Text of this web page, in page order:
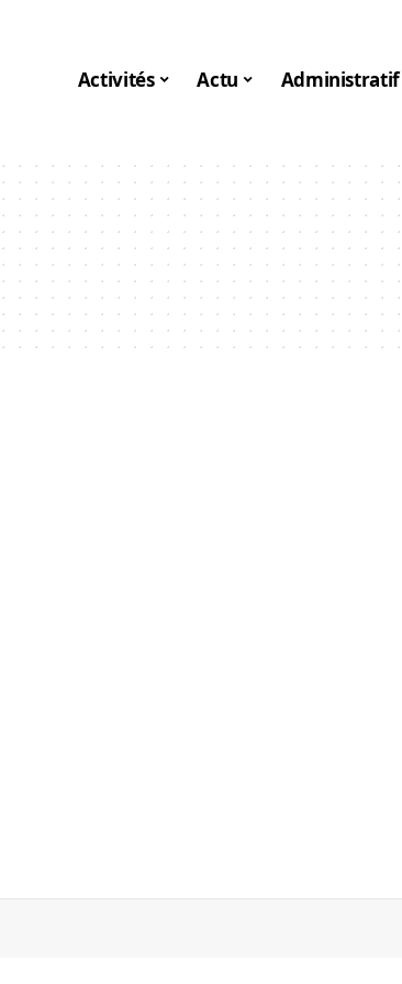
Activités Actu Administratif